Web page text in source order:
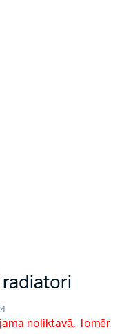
radiatori
noliktavā. Tomēr